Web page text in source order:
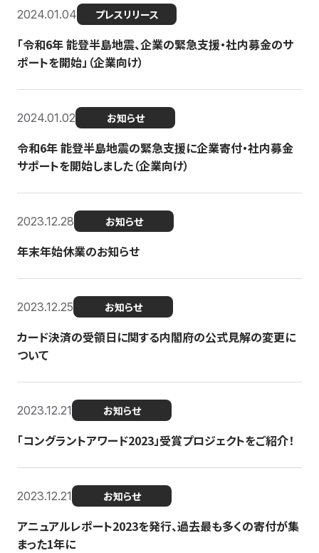
2024.01.04 プレスリリース
「令和6年 能登半島地震、企業の緊急支援・社内募金のサ
ポートを開始」（企業向け）
2024.01.02 お知らせ
令和6年 能登半島地震の緊急支援に企業寄付・社内募金
サポートを開始しました（企業向け）
2023.12.28 お知らせ
年末年始休業のお知らせ
2023.12.25 お知らせ
カード決済の受領日に関する内閣府の公式見解の変更に
ついて
2023.12.21 お知らせ
「コングラントアワード2023」受賞プロジェクトをご紹介！
2023.12.21 お知らせ
アニュアルレポート2023を発行、過去最も多くの寄付が集
まった1年に